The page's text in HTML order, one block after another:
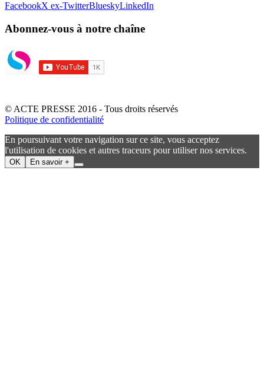
FacebookX ex-TwitterBlueskyLinkedIn
Abonnez-vous à notre chaîne
© ACTE PRESSE 2016 - Tous droits réservés
Politique de confidentialité
En poursuivant votre navigation sur ce site, vous acceptez
l'utilisation de cookies et autres traceurs pour utiliser nos services.
OK En savoir +